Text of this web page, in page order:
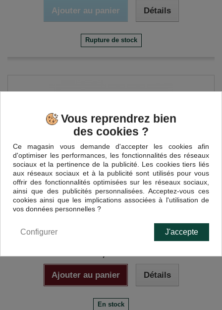
Ajouter au panier Détails
Rupture de stock
Pâte à Tartiner Véritable Chocolat au Lait...
8,50 €
Ajouter au panier Détails
En stock
Vous reprendrez bien
des cookies ?
Ce magasin vous demande d'accepter les cookies afin
d'optimiser les performances, les fonctionnalités des réseaux
sociaux et la pertinence de la publicité. Les cookies tiers liés
aux réseaux sociaux et à la publicité sont utilisés pour vous
offrir des fonctionnalités optimisées sur les réseaux sociaux,
ainsi que des publicités personnalisées. Acceptez-vous ces
cookies ainsi que les implications associées à l'utilisation de
vos données personnelles ?
J'accepte
Configurer